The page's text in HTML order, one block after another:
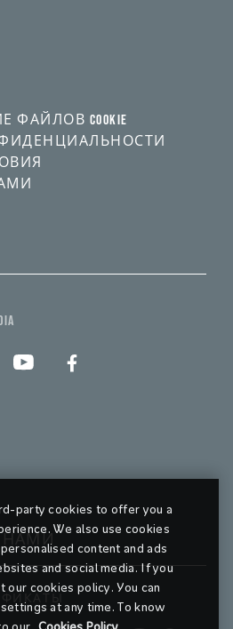
COOKIE
НАМИ
party cookies to offer you a
We also use cookies
content and ads
and social media. If you
our cookies policy. You can
at any time. To know
our Cookies Policy